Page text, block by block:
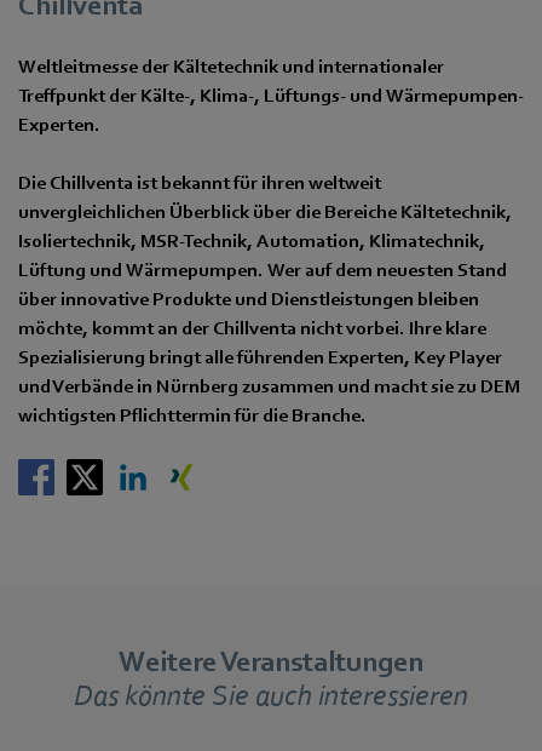
Weltleitmesse der Kältetechnik und internationaler
Treffpunkt der Kälte-, Klima-, Lüftungs- und Wärmepumpen-
Experten.
Die Chillventa ist bekannt für ihren weltweit
unvergleichlichen Überblick über die Bereiche Kältetechnik,
Isoliertechnik, MSR-Technik, Automation, Klimatechnik,
Lüftung und Wärmepumpen. Wer auf dem neuesten Stand
über innovative Produkte und Dienstleistungen bleiben
möchte, kommt an der Chillventa nicht vorbei. Ihre klare
Spezialisierung bringt alle führenden Experten, Key Player
und Verbände in Nürnberg zusammen und macht sie zu DEM
wichtigsten Pflichttermin für die Branche.
Weitere Veranstaltungen
Das könnte Sie auch interessieren